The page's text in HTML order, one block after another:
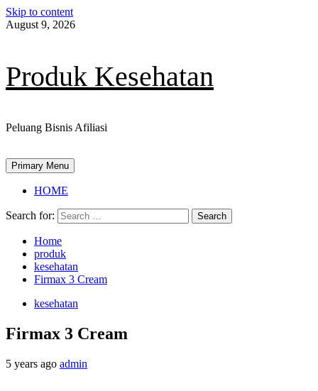
Skip to content
August 9, 2026
Produk Kesehatan
Peluang Bisnis Afiliasi
Primary Menu
HOME
Search for:
Home
produk
kesehatan
Firmax 3 Cream
kesehatan
Firmax 3 Cream
5 years ago admin